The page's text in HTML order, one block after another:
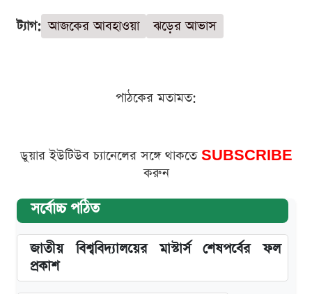
ট্যাগ: আজকের আবহাওয়া ঝড়ের আভাস
পাঠকের মতামত:
ডুয়ার ইউটিউব চ্যানেলের সঙ্গে থাকতে SUBSCRIBE
করুন
সর্বোচ্চ পঠিত
জাতীয় বিশ্ববিদ্যালয়ের মাস্টার্স শেষপর্বের ফল
প্রকাশ